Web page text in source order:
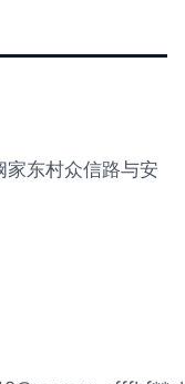
东村众信路与安